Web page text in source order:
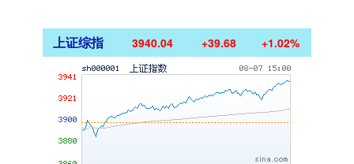
上证综指 3940.04 +39.68 +1.02%